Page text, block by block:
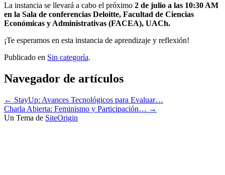
La instancia se llevará a cabo el próximo 2 de julio a las 10:30 AM
en la Sala de conferencias Deloitte, Facultad de Ciencias
Económicas y Administrativas (FACEA), UACh.
¡Te esperamos en esta instancia de aprendizaje y reflexión!
Publicado en Sin categoría.
Navegador de artículos
← StayUp: Avances Tecnológicos para Evaluar…
Charla Abierta: Feminismo y Participación… →
Un Tema de SiteOrigin